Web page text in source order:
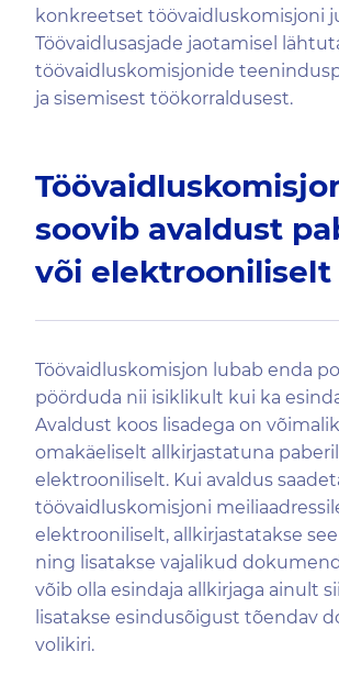
konkreetset töövaidluskomisjoni
Töövaidlusasjade jaotamisel
töövaidluskomisjonide
ja sisemisest töökorraldusest.
soovib avaldust
või elektrooniliselt
Töövaidluskomisjon lubab enda
pöörduda nii isiklikult kui ka
Avaldust koos lisadega on
omakäeliselt allkirjastatuna
elektrooniliselt. Kui avaldus
töövaidluskomisjoni
elektrooniliselt, allkirjastatakse
ning lisatakse vajalikud
võib olla esindaja allkirjaga ainult
lisatakse esindusõigust tõendav
volikiri.